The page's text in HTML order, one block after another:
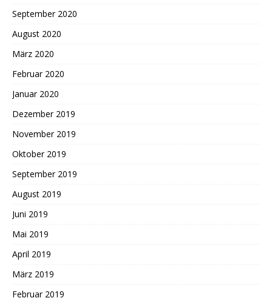
September 2020
August 2020
März 2020
Februar 2020
Januar 2020
Dezember 2019
November 2019
Oktober 2019
September 2019
August 2019
Juni 2019
Mai 2019
April 2019
März 2019
Februar 2019